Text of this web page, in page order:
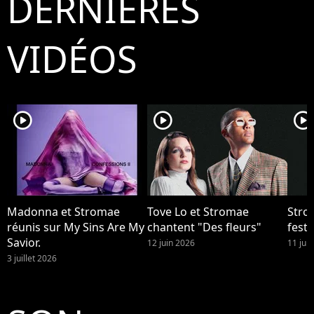
VIDÉOS
player2
Madonna et Stromae
réunis sur My Sins Are My
Savior.
3 juillet 2026
player2
Tove Lo et Stromae
chantent "Des fleurs"
12 juin 2026
player2
11